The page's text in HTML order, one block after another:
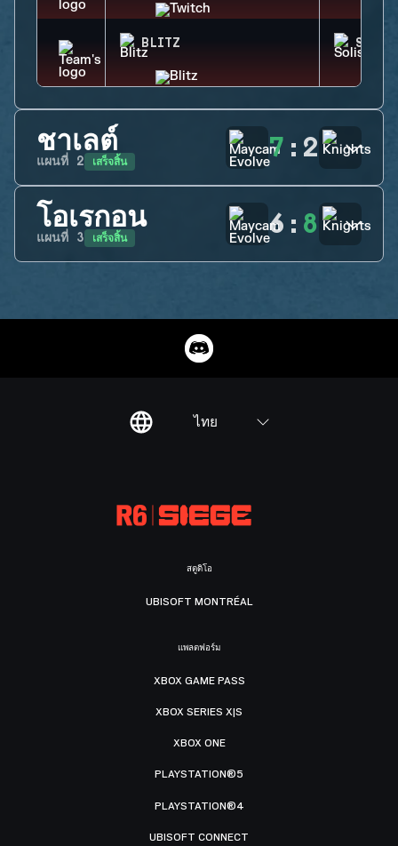
BLITZ SOLIS
ชาเลต์
แผนที่ 2 เสร็จสิ้น 7 : 2
โอเรกอน
แผนที่ 3 เสร็จสิ้น 6 : 8
ไทย
สตูดิโอ
UBISOFT MONTRÉAL
แพลตฟอร์ม
XBOX GAME PASS
XBOX SERIES X|S
XBOX ONE
PLAYSTATION®5
PLAYSTATION®4
UBISOFT CONNECT